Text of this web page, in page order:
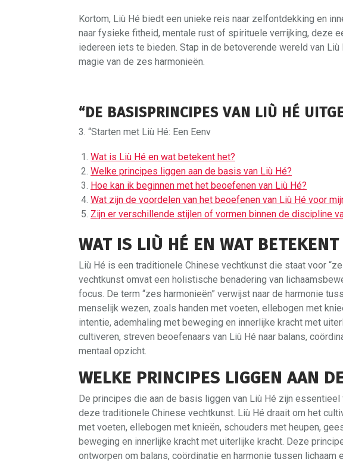
Kortom, Liù Hé biedt een unieke reis naar zelfontdekking en
naar fysieke fitheid, mentale rust of spirituele verrijking, deze
iedereen iets te bieden. Stap in de betoverende wereld van
magie van de zes harmonieën.
“DE BASISPRINCIPES VAN LIÙ HÉ
3. “Starten met Liù Hé: Een Eenv
Wat is Liù Hé en wat betekent het?
Welke principes liggen aan de basis van Liù Hé?
Hoe kan ik beginnen met het beoefenen van Liù Hé?
Wat zijn de voordelen van het beoefenen van Liù Hé voor
Zijn er verschillende stijlen of vormen binnen de discipline
WAT IS LIÙ HÉ EN WAT BETEKENT
Liù Hé is een traditionele Chinese vechtkunst die staat voor
vechtkunst omvat een holistische benadering van
focus. De term “zes harmonieën” verwijst naar de harmonie
menselijk wezen, zoals handen met voeten, ellebogen met
intentie, ademhaling met beweging en innerlijke kracht met
cultiveren, streven beoefenaars van Liù Hé naar balans,
mentaal opzicht.
WELKE PRINCIPES LIGGEN AAN
De principes die aan de basis liggen van Liù Hé zijn
deze traditionele Chinese vechtkunst. Liù Hé draait om het
met voeten, ellebogen met knieën, schouders met heupen,
beweging en innerlijke kracht met uiterlijke kracht. Deze
ontworpen om balans, coördinatie en harmonie tussen lichaam